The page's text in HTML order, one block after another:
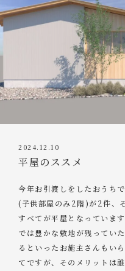
2024.12.10
平屋のススメ
今年お引渡しをしたおうち
(子供部屋のみ2階)が2件、
すべてが平屋となっていま
では豊かな敷地が残ってい
るといったお施主さんもい
てですが、そのメリットは